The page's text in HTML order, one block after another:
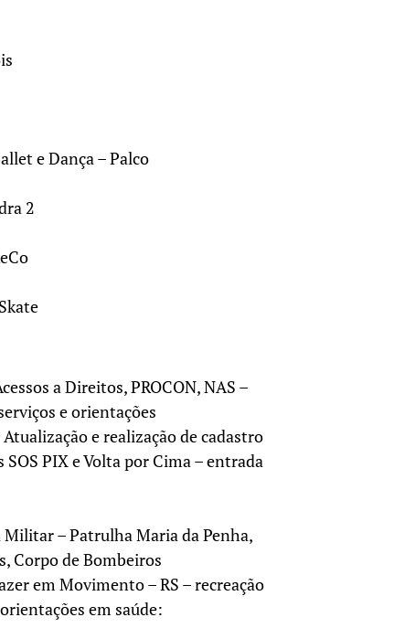
e Dança – Palco
2
a Direitos, PROCON, NAS –
e orientações
e realização de cadastro
PIX e Volta por Cima – entrada
Militar – Patrulha Maria da Penha,
Corpo de Bombeiros
em Movimento – RS – recreação
em saúde: